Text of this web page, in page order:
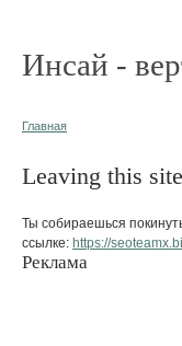
Инсай -
Главная
Leaving this site
Ты собираешься
ссылке: https://
Реклама